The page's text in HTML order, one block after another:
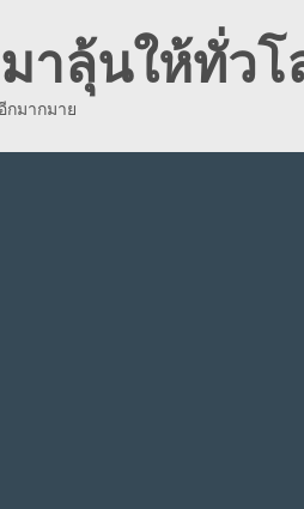
าลุ้นให้ทั่วโ
มากมาย